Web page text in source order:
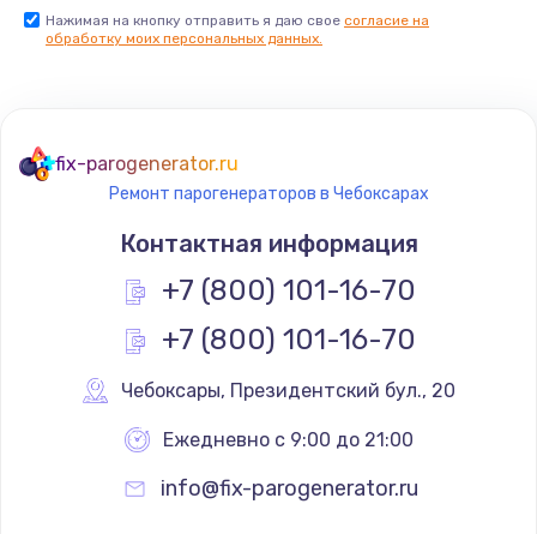
Заказать
Замена термостата
1200 руб.
Заказать
Замена реле
Замена термопредохранителя
700 руб.
Нажимая на кнопку отправить я даю свое согласие на
обработку моих персональных данных.
fix-parogenerator.ru
Ремонт парогенераторов в Чебоксарах
Контактная информация
+7 (800) 101-16-70
+7 (800) 101-16-70
Чебоксары, Президентский бул., 20
Ежедневно с 9:00 до 21:00
info@fix-parogenerator.ru